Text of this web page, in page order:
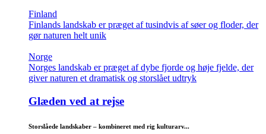
Finland
Finlands landskab er præget af tusindvis af søer og floder, der
gør naturen helt unik
Norge
Norges landskab er præget af dybe fjorde og høje fjelde, der
giver naturen et dramatisk og storslået udtryk
Glæden ved at rejse
Storslåede landskaber – kombineret med rig kulturarv...